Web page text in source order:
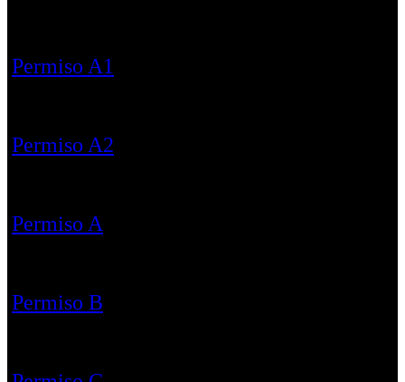
Permiso A1
Permiso A2
Permiso A
Permiso B